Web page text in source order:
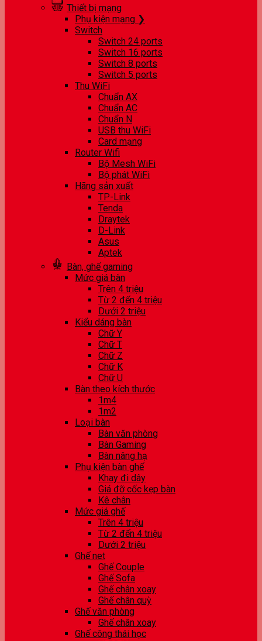
Thiết bị mạng
Phụ kiện mạng ❯
Switch
Switch 24 ports
Switch 16 ports
Switch 8 ports
Switch 5 ports
Thu WiFi
Chuẩn AX
Chuẩn AC
Chuẩn N
USB thu WiFi
Card mạng
Router Wifi
Bộ Mesh WiFi
Bộ phát WiFi
Hãng sản xuất
TP-Link
Tenda
Draytek
D-Link
Asus
Aptek
Bàn, ghế gaming
Mức giá bàn
Trên 4 triệu
Từ 2 đến 4 triệu
Dưới 2 triệu
Kiểu dáng bàn
Chữ Y
Chữ T
Chữ Z
Chữ K
Chữ U
Bàn theo kích thước
1m4
1m2
Loại bàn
Bàn văn phòng
Bàn Gaming
Bàn nâng hạ
Phụ kiện bàn ghế
Khay đi dây
Giá đỡ cốc kẹp bàn
Kê chân
Mức giá ghế
Trên 4 triệu
Từ 2 đến 4 triệu
Dưới 2 triệu
Ghế net
Ghế Couple
Ghế Sofa
Ghế chân xoay
Ghế chân quỳ
Ghế văn phòng
Ghế chân xoay
Ghế công thái học